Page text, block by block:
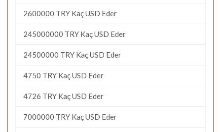
2600000 TRY Kaç USD Eder
245000000 TRY Kaç USD Eder
24500000 TRY Kaç USD Eder
4750 TRY Kaç USD Eder
4726 TRY Kaç USD Eder
7000000 TRY Kaç USD Eder